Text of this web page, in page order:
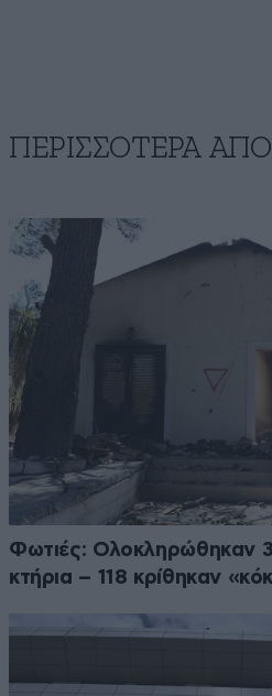
ΠΕΡΙΣΣΟΤΕΡΑ
Φωτιές: Ολοκληρώθηκαν
κτήρια – 118 κρίθηκαν